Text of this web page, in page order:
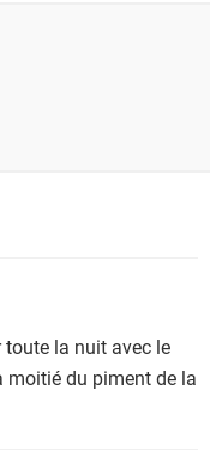
la nuit avec le
moitié du piment de la